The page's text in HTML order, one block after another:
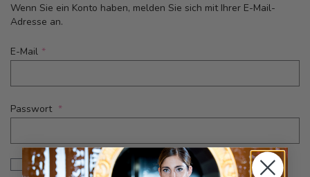
Wenn Sie ein Konto haben, melden Sie sich mit Ihrer E-Mail-
Adresse an.
E-Mail
Passwort
Passwort anzeigen